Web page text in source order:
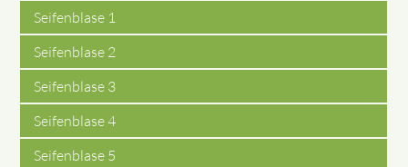
Seifenblase 1
Seifenblase 2
Seifenblase 3
Seifenblase 4
Seifenblase 5